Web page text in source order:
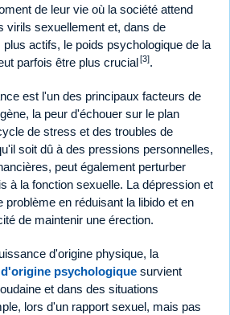
de leur vie où la société attend
virils sexuellement et, dans de
actifs, le poids psychologique de la
parfois être plus crucial[3].
est l'un des principaux facteurs de
la peur d'échouer sur le plan
de stress et des troubles de
soit dû à des pressions personnelles,
peut également perturber
à la fonction sexuelle. La dépression et
problème en réduisant la libido et en
de maintenir une érection.
d'origine physique, la
psychologique survient
et dans des situations
lors d'un rapport sexuel, mais pas